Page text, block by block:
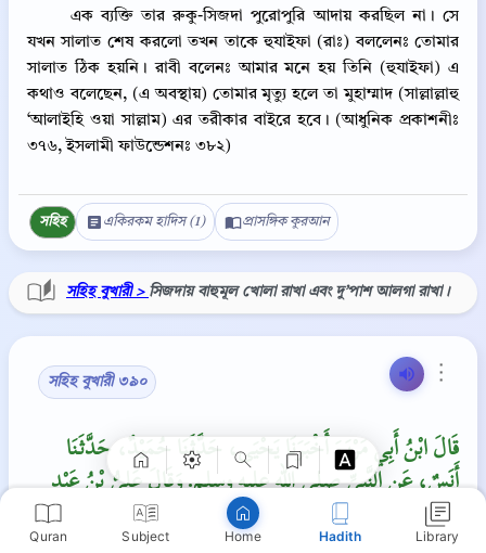
Quran Subject Home Hadith Library
এক ব্যক্তি তার রুকু-সিজদা পুরোপুরি আদায় করছিল না। সে
যখন সালাত শেষ করলো তখন তাকে হুযাইফা (রাঃ) বললেনঃ তোমার
সালাত ঠিক হয়নি। রাবী বলেনঃ আমার মনে হয় তিনি (হুযাইফা) এ
কথাও বলেছেন, (এ অবস্থায়) তোমার মৃত্যু হলে তা মুহাম্মাদ (সাল্লাল্লাহু
‘আলাইহি ওয়া সাল্লাম) এর তরীকার বাইরে হবে। (আধুনিক প্রকাশনীঃ
৩৭৬, ইসলামী ফাউন্ডেশনঃ ৩৮২)
সহিহ একিরকম হাদিস (1) প্রাসঙ্গিক কুরআন
সহিহ বুখারী > সিজদায় বাহুমূল খোলা রাখা এবং দু’পাশ আলগা রাখা।
⋮
সহিহ বুখারী ৩৯০
قَالَ ابْنُ أَبِي مَرْيَمَ أَخْبَرَنَا يَحْيَى، حَدَّثَنَا حُمَيْدٌ، حَدَّثَنَا
أَنَسٌ، عَنِ النَّبِيِّ صلى الله عليه وسلم‏.‏ وَقَالَ عَلِيُّ بْنُ عَبْدِ
اللَّهِ حَدَّثَنَا خَالِدُ بْنُ الْحَارِثِ قَالَ حَدَّثَنَا حُمَيْدٌ قَالَ سَأَلَ
مَيْمُونُ بْنُ سِيَاهٍ أَنَسَ بْنَ مَالِكٍ قَالَ يَا أَبَا حَمْزَةَ، مَا يُحَرِّمُ دَمَ